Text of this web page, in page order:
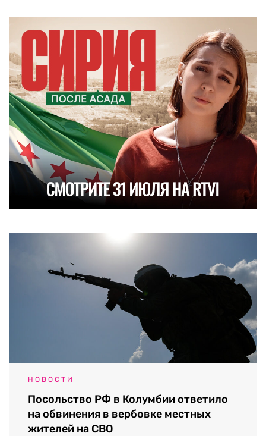
НОВОСТИ
Посольство РФ в Колумбии ответило
на обвинения в вербовке местных
жителей на СВО